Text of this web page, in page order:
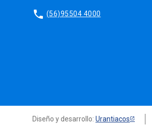
phone (56)95504 4000
Diseño y desarrollo: Urantiacos